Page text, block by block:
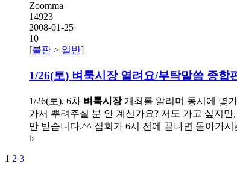
Zoomma
14923
2008-01-25
10
[불판 > 일반]
1/26(토) 벼룩시장열려요/부탁말씀 종합
1/26(토), 6차 벼룩시장개최를 알리며 동시에 몇
가서 뿌려주실 분 안 계신가요? 저도 가고 싶지
만 받습니다.^^ 집회가 6시 전에 끝나면 돌아가시
b
1 2 3